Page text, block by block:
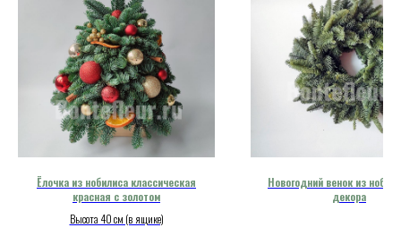
Ёлочка из нобилиса классическая
красная с золотом
Высота 40 см (в ящике)
Новогодний венок из
декора